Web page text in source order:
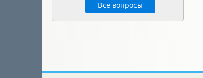
Все вопросы